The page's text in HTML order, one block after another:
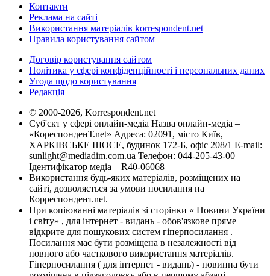
Контакти
Реклама на сайті
Використання матеріалів korrespondent.net
Правила користування сайтом
Договір користування сайтом
Політика у сфері конфіденційності і персональних даних
Угода щодо користування
Редакція
© 2000-2026, Korrespondent.net
Суб'єкт у сфері онлайн-медіа Назва онлайн-медіа –
«КореспонденТ.net» Адреса: 02091, місто Київ,
ХАРКІВСЬКЕ ШОСЕ, будинок 172-Б, офіс 208/1 E-mail:
sunlight@mediadim.com.ua Телефон: 044-205-43-00
Ідентифікатор медіа – R40-06068
Використання будь-яких матеріалів, розміщених на
сайті, дозволяється за умови посилання на
Корреспондент.net.
При копіюванні матеріалів зі сторінки « Новини України
і світу» , для інтернет - видань - обов'язкове пряме
відкрите для пошукових систем гіперпосилання .
Посилання має бути розміщена в незалежності від
повного або часткового використання матеріалів.
Гіперпосилання ( для інтернет - видань) - повинна бути